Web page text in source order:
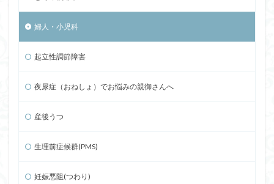
婦人・小児科
起立性調節障害
夜尿症（おねしょ）でお悩みの親御さんへ
産後うつ
生理前症候群(PMS)
妊娠悪阻(つわり)